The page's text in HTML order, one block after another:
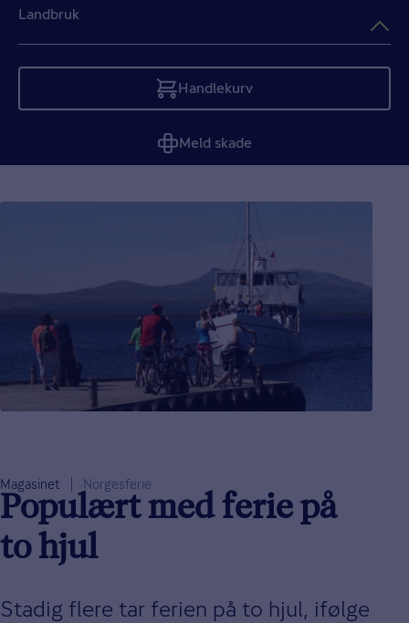
Landbruk
Handlekurv
Tom
Meld skade
Magasinet Norgesferie
Populært med ferie på
to hjul
Stadig flere tar ferien på to hjul, ifølge